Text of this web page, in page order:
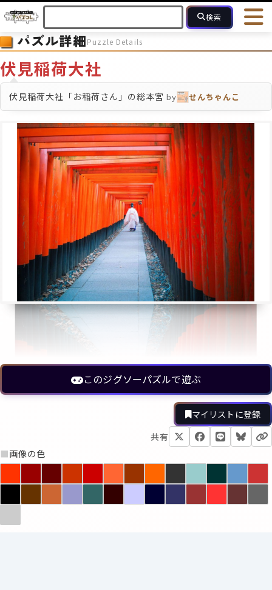
検索
HOME 会員登録
ヘルプ
フォローしている人のパズル 人気のパズル 最近投稿され
モザイク モザイクのみ
パズル詳細Puzzle Details
伏見稲荷大社
伏見稲荷大社「お稲荷さん」の総本宮 by せんちゃんこ
このジグソーパズルで遊ぶ
マイリストに登録
共有
■画像の色